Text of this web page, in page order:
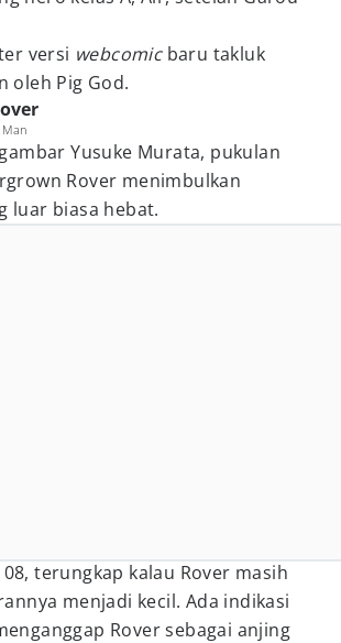
versi webcomic baru takluk
oleh Pig God.
Yusuke Murata, pukulan
Rover menimbulkan
luar biasa hebat.
terungkap kalau Rover masih
menjadi kecil. Ada indikasi
Rover sebagai anjing